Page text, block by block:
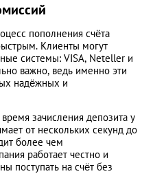
пополнения счёта
Клиенты могут
системы: VISA, Neteller и
важно, ведь именно эти
надёжных и
зачисления депозита у
от нескольких секунд до
более чем
работает честно и
поступать на счёт без